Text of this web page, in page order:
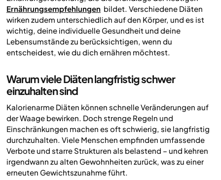
Ernährungsempfehlungen bildet. Verschiedene Diäten
wirken zudem unterschiedlich auf den Körper, und es ist
wichtig, deine individuelle Gesundheit und deine
Lebensumstände zu berücksichtigen, wenn du
entscheidest, wie du dich ernähren möchtest.
Warum viele Diäten langfristig schwer
einzuhalten sind
Kalorienarme Diäten können schnelle Veränderungen auf
der Waage bewirken. Doch strenge Regeln und
Einschränkungen machen es oft schwierig, sie langfristig
durchzuhalten. Viele Menschen empfinden umfassende
Verbote und starre Strukturen als belastend – und kehren
irgendwann zu alten Gewohnheiten zurück, was zu einer
erneuten Gewichtszunahme führt.